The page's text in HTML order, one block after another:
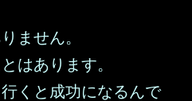
ません。
はあります。
くと成功になるんで